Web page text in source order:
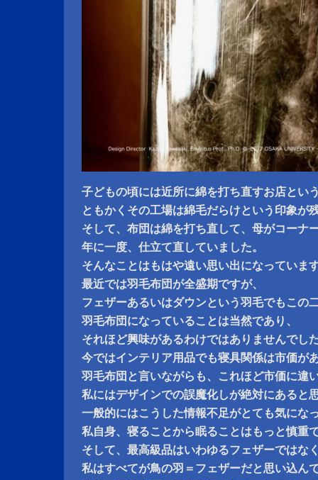
子どもの頃には近所に綿を打ち直すお店とい
ともかくその工場は綿毛だらけという印象が
そして、布団は綿を打ち直して、母がコーナ
年に一度、仕立て直していました。
そんなことはもはや遠い思い出になっていま
最近では羽毛布団が全盛期ですが、
フェザーあるいはダウンという羽毛でもこの
羽毛布団になっていることは当然であり、
それほど興味があるわけではありませんでし
今ではインテリア用品でも寝具関係は市価が
羽毛布団と言いながらも、これほど市価に違
私にはデザインでの誤魔化しが絶対にあると
一般的にはこうした情報不足がとても気にな
私自身、寝ることから眠ることはもっと慎重
そして、最高級品はいわゆるフェザーではな
私はすべてが鳥の羽＝フェザーだと思い込ん